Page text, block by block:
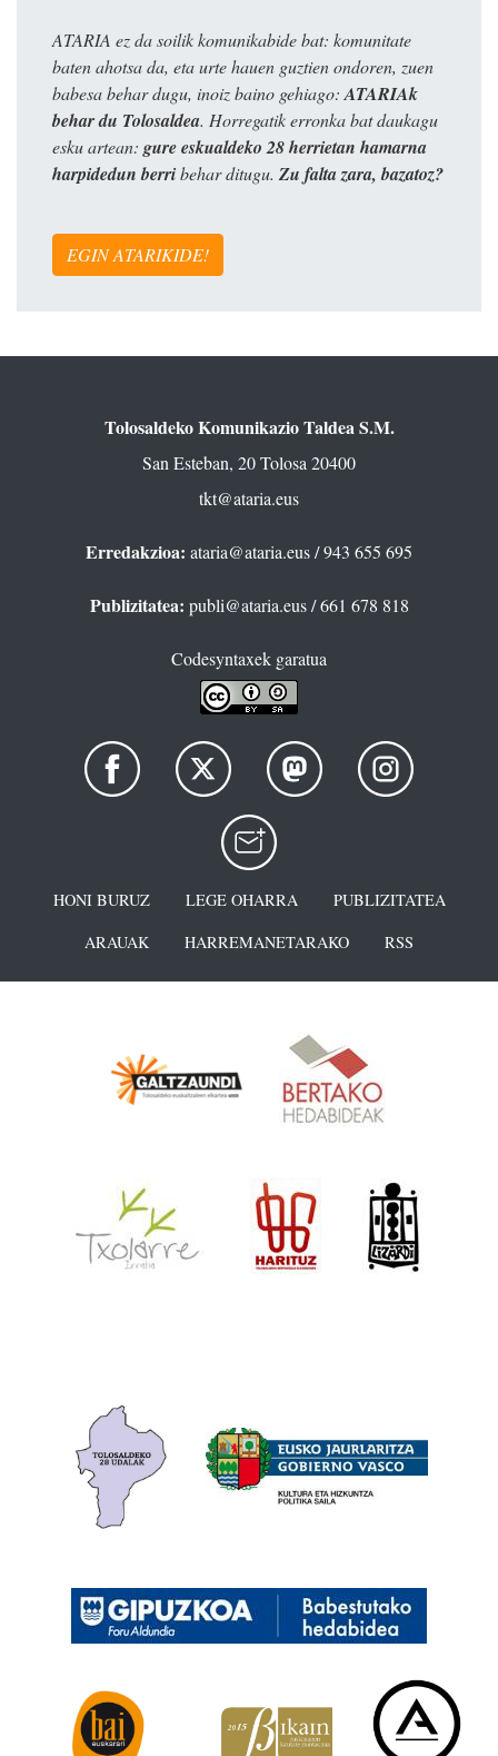
ATARIA ez da soilik komunikabide bat: komunitate
baten ahotsa da, eta urte hauen guztien ondoren, zuen
babesa behar dugu, inoiz baino gehiago: ATARIAk
behar du Tolosaldea. Horregatik erronka bat daukagu
esku artean: gure eskualdeko 28 herrietan hamarna
harpidedun berribehar ditugu. Zu falta zara, bazatoz?
EGIN ATARIKIDE!
Tolosaldeko Komunikazio Taldea S.M.
San Esteban, 20 Tolosa 20400
tkt@ataria.eus
Erredakzioa: ataria@ataria.eus/ 943 655 695
Publizitatea: publi@ataria.eus/ 661 678 818
Codesyntaxek garatua
HONI BURUZ LEGE OHARRA
PUBLIZITATEA
ARAUAK
HARREMANETARAKO RSS